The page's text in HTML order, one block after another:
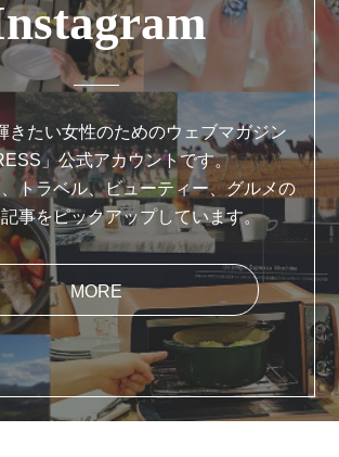
きたい女性のためのウェブマガジン
」公式アカウントです。
トラベル、ビューティー、グルメの
事をピックアップしています。
MORE